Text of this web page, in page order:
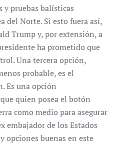
y pruebas balísticas
del Norte. Si esto fuera así,
Trump y, por extensión, a
ha prometido que
Una tercera opción,
probable, es el
Es una opción
quien posea el botón
como medio para asegurar
embajador de los Estados
opciones buenas en este